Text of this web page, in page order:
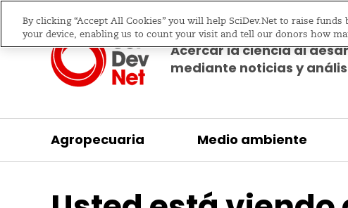
Acercar la ciencia al
mediante noticias y
Agropecuaria Medio ambiente
Medio ambiente Conservación
By clicking “Accept All Cookies” you will help SciDev.Net to raise
your device, enabling us to count your visit and tell our donors how